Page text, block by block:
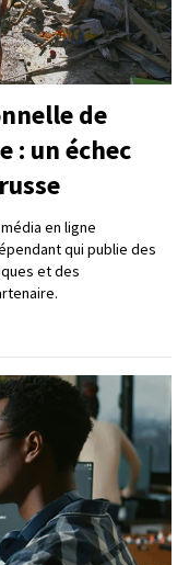
de
: un échec
en ligne
qui publie des
et des